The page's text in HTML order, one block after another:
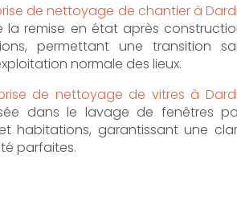
de nettoyage de chantier à
la remise en état après
permettant une transition
normale des lieux.
de nettoyage de vitres à
dans le lavage de fenêtres
habitations, garantissant une
parfaites.